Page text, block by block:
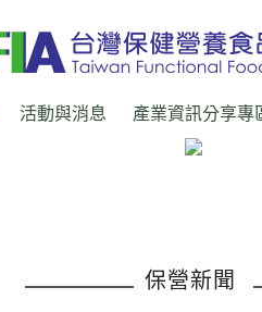
活動與消息 產業資訊分享專
保營新聞